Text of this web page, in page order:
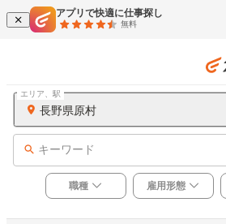
アプリで快適に仕事探し
無料
長野県原村
エリア、駅
キーワード
職種 雇用形態